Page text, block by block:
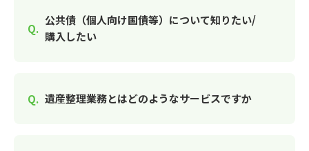
公共債（個人向け国債等）について知りたい/
購入したい
遺産整理業務とはどのようなサービスですか